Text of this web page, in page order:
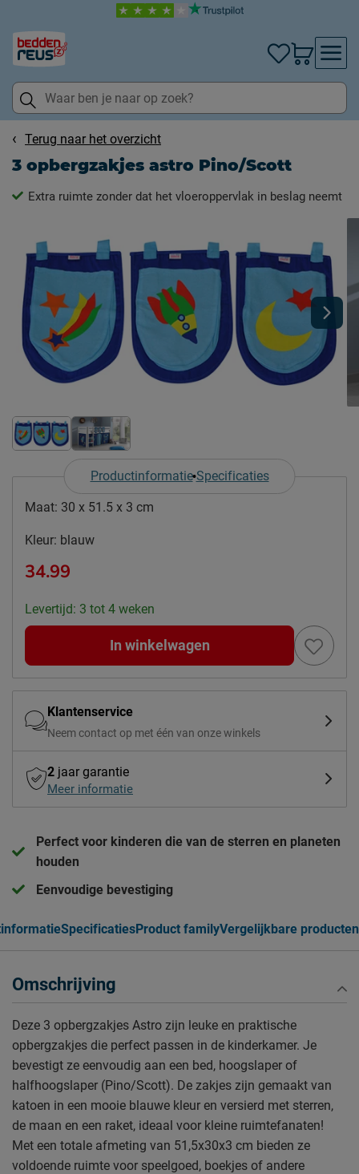
Terug naar het overzicht
3 opbergzakjes astro Pino/Scott
Extra ruimte zonder dat het vloeroppervlak in beslag neemt
Productinformatie Specificaties
Maat: 30 x 51.5 x 3 cm
Kleur: blauw
34.99
Levertijd: 3 tot 4 weken
In winkelwagen
Klantenservice
Neem contact op met één van onze winkels
2 jaar garantie
Meer informatie
Perfect voor kinderen die van de sterren en planeten
houden
Eenvoudige bevestiging
SpecificatiesProduct familyVergelijkbare producten
Omschrijving
Deze 3 opbergzakjes Astro zijn leuke en praktische
opbergzakjes die perfect passen in de kinderkamer. Je
bevestigt ze eenvoudig aan een bed, hoogslaper of
halfhoogslaper (Pino/Scott). De zakjes zijn gemaakt van
katoen in een mooie blauwe kleur en versierd met sterren,
de maan en een raket, ideaal voor kleine ruimtefanaten!
Met een totale afmeting van 51,5x30x3 cm bieden ze
voldoende ruimte voor speelgoed, boekjes of andere